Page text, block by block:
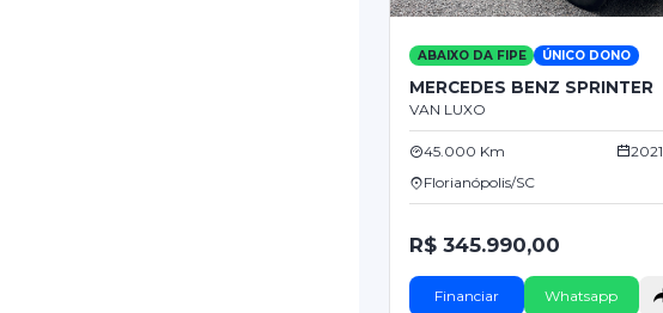
ABAIXO DA FIPE ÚNICO DONO
MERCEDES BENZ SPRINTER
VAN LUXO
45.000 Km
2021
Florianópolis/SC
R$ 345.990,00
Financiar Whatsapp